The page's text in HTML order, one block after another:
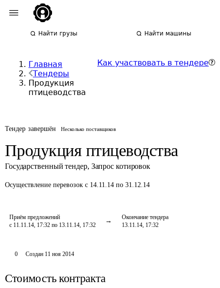
Найти грузы Найти машины
Главная
Тендеры
Продукция
птицеводства
Как участвовать в тендере
Тендер завершён Несколько поставщиков
Продукция птицеводства
Государственный тендер, Запрос котировок
Осуществление перевозок с 14.11.14 по 31.12.14
Приём предложений
с 11.11.14, 17:32 по 13.11.14, 17:32
Окончание тендера
13.11.14, 17:32
0 Создан 11 ноя 2014
Стоимость контракта